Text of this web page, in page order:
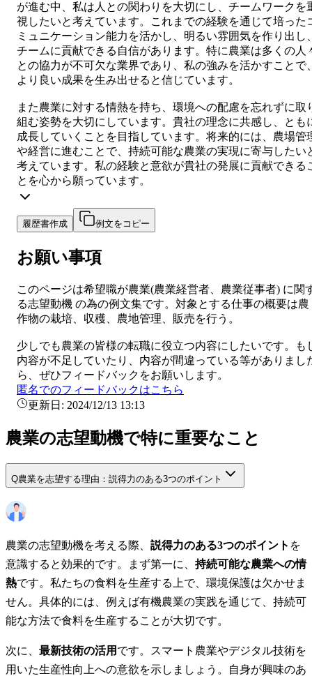
が進む中、私は人との関わりを大切にし、チームワークを
視したいと考えています。これまでの経験を通じて培った
ミュニケーション能力を活かし、明るい雰囲気を作り出し
チームに貢献できる自信があります。特に農業は多くの人
との協力が不可欠な業界であり、私の強みを活かすことで
より良い成果を生み出せると信じています。
また農業に対する情熱を持ち、環境への配慮を忘れずに取
組む姿勢を大切にしています。貴社の理念に共感し、とも
成長していくことを目指しています。将来的には、農場管
や経営に進むことで、持続可能な農業の実現に寄与したい
考えています。私の経験と意欲が貴社の発展に貢献できる
とを心から願っています。
履歴書作成 例文をコピー
お願い事項
このページは希望職が農業(農業経営者、農業従事者) に関
る志望動機 の為の例文集です。対象とする仕事の概要は農
作物の栽培、収穫、農地管理、販売を行う。
少しでも農業の皆様の転職に役立つ内容にしたいです。も
内容が不足していたり、内容が間違っている等がありまし
ら、ぜひフィードバックをお願いします。
匿名でのフィードバックはこちら
更新日: 2024/12/13 13:13
農業の志望動機で特に重要なこと
Q農業を志望する理由：説得力のある3つのポイント
農業の志望動機を考える際、 説得力のある3つのポイント を
意識すると効果的です。まず第一に、 持続可能な農業への情
熱です。私たちの食料を生産する上で、環境保護は欠かせま
せん。具体的には、例えば有機農業の実践を通じて、持続可
能な方法で食料を生産することが大切です。
次に、 最新技術の活用 です。スマート農業やデジタル技術を
用いた生産性向上への意欲を示しましょう。自身が興味のあ